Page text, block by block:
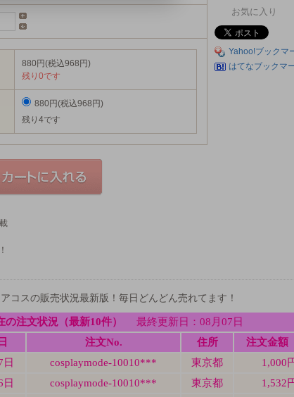
880円(税込968円)
残り0です
880円(税込968円)
残り4です
お気に入り
Yahoo!ブックマ
はてなブックマ
アコスの販売状況最新版！毎日どんどん売れてます！